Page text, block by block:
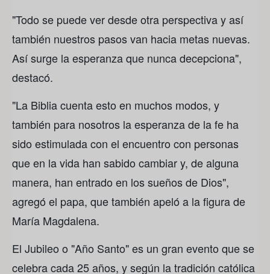
"Todo se puede ver desde otra perspectiva y así
también nuestros pasos van hacia metas nuevas.
Así surge la esperanza que nunca decepciona",
destacó.
"La Biblia cuenta esto en muchos modos, y
también para nosotros la esperanza de la fe ha
sido estimulada con el encuentro con personas
que en la vida han sabido cambiar y, de alguna
manera, han entrado en los sueños de Dios",
agregó el papa, que también apeló a la figura de
María Magdalena.
El Jubileo o "Año Santo" es un gran evento que se
celebra cada 25 años, y según la tradición católica